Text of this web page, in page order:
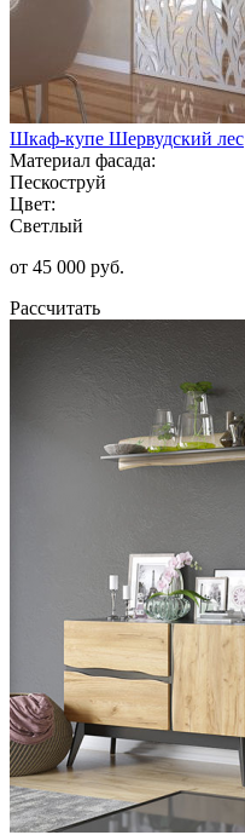
Шкаф-купе Шервудский лес
Материал фасада:
Пескоструй
Цвет:
Светлый
от 45 000 руб.
Рассчитать